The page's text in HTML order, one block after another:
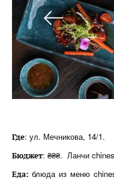
Где: ул. Мечникова, 14/1.
Бюджет: ₴₴₴. Ланчи
Еда: блюда из меню